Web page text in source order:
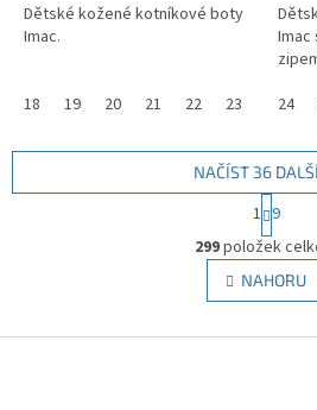
Dětské kožené kotníkové boty
Imac.
18 19 20 21 22 23
Imac
24
O
v
l
á
NAČÍST 36
S
t
r
á
n
k
v
1 9
299položek
NAHORU